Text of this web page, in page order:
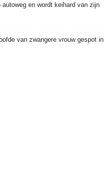
en wordt keihard van zijn
van zwangere vrouw gespot in